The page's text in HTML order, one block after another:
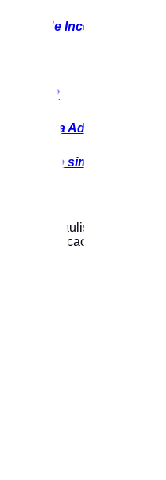
direta de
vítima?
da Advocacia
namoro simples x
paulista em suas
da advocacia e a